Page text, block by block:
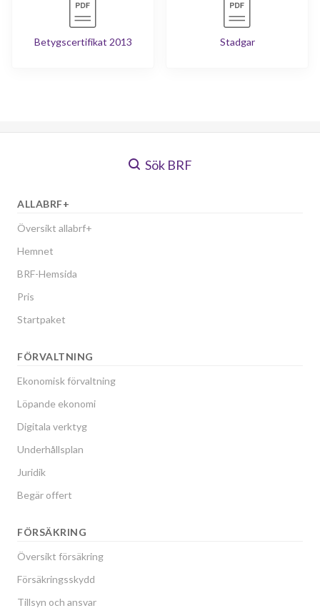
Betygscertifikat 2013 Stadgar
Sök BRF
ALLABRF+
Översikt allabrf+
Hemnet
BRF-Hemsida
Pris
Startpaket
FÖRVALTNING
Ekonomisk förvaltning
Löpande ekonomi
Digitala verktyg
Underhållsplan
Juridik
Begär offert
FÖRSÄKRING
Översikt försäkring
Försäkringsskydd
Tillsyn och ansvar